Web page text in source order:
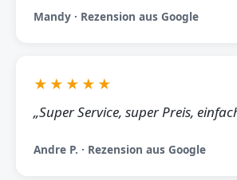
Mandy · Rezension aus Google
★★★★★
„Super Service, super Preis,
Andre P. · Rezension aus Google